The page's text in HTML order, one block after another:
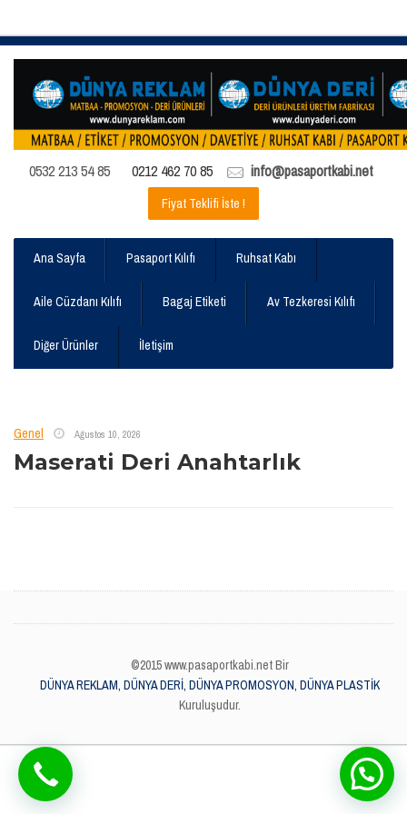
0532 213 54 85 0212 462 70 85 info@pasaportkabi.net
Fiyat Teklifi İste !
Ana Sayfa Pasaport Kılıfı Ruhsat Kabı
Aile Cüzdanı Kılıfı Bagaj Etiketi Av Tezkeresi Kılıfı
Diğer Ürünler İletişim
Genel Ağustos 10, 2026
Maserati Deri Anahtarlık
©2015 www.pasaportkabi.net Bir
DÜNYA REKLAM, DÜNYA DERİ, DÜNYA PROMOSYON, DÜNYA PLASTİK
Kuruluşudur.